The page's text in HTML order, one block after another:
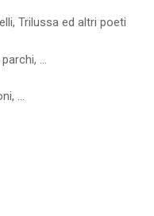
Trilussa ed altri poeti
...
...